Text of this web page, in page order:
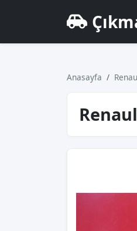
Anasayfa